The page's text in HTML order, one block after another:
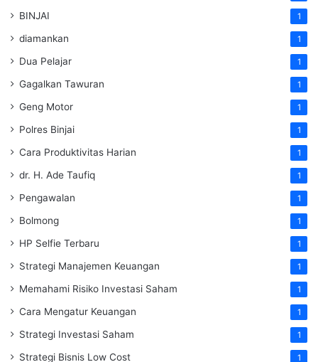
BINJAI 1
diamankan 1
Dua Pelajar 1
Gagalkan Tawuran 1
Geng Motor 1
Polres Binjai 1
Cara Produktivitas Harian 1
dr. H. Ade Taufiq 1
Pengawalan 1
Bolmong 1
HP Selfie Terbaru 1
Strategi Manajemen Keuangan 1
Memahami Risiko Investasi Saham 1
Cara Mengatur Keuangan 1
Strategi Investasi Saham 1
Strategi Bisnis Low Cost 1